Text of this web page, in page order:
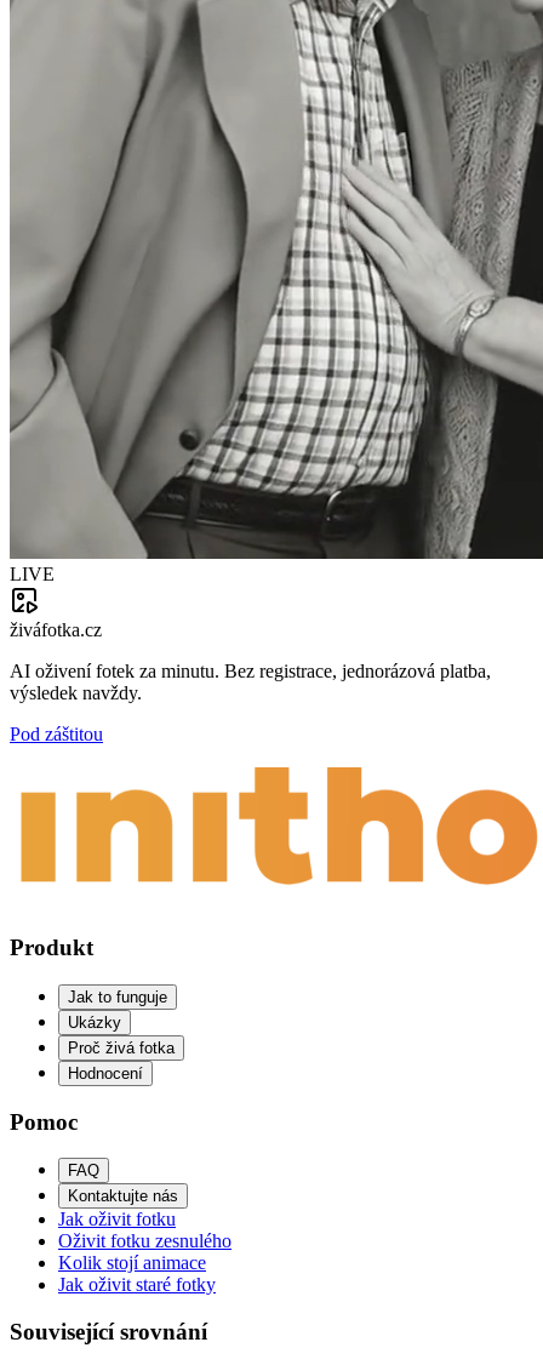
LIVE
živáfotka.cz
AI oživení fotek za minutu. Bez registrace, jednorázová platba,
výsledek navždy.
Pod záštitou
Produkt
Jak to funguje
Ukázky
Proč živá fotka
Hodnocení
Pomoc
FAQ
Kontaktujte nás
Jak oživit fotku
Oživit fotku zesnulého
Kolik stojí animace
Jak oživit staré fotky
Související srovnání